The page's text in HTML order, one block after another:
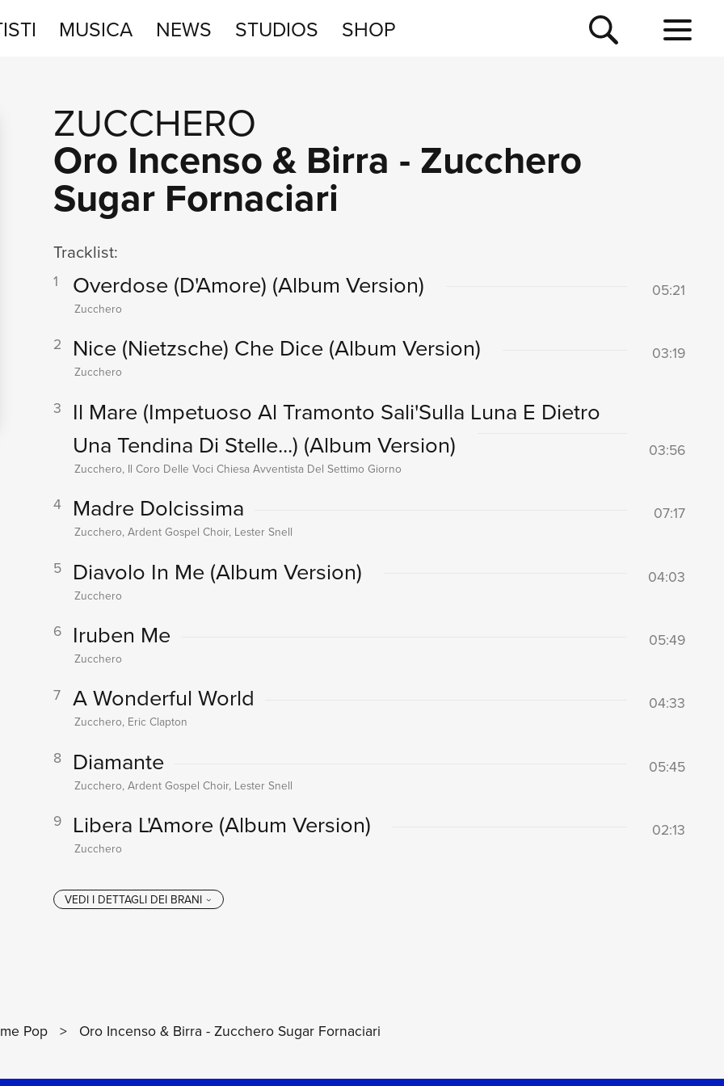
MUSICA NEWS STUDIOS SHOP
ZUCCHERO
Oro Incenso & Birra - Zucchero
Sugar Fornaciari
Tracklist:
1 Overdose (D'Amore) (Album Version) 05:21
Zucchero
2 Nice (Nietzsche) Che Dice (Album Version) 03:19
Zucchero
3
Il Mare (Impetuoso Al Tramonto Sali'Sulla Luna E Dietro
Una Tendina Di Stelle...) (Album Version) 03:56
Zucchero, Il Coro Delle Voci Chiesa Avventista Del Settimo Giorno
4 Madre Dolcissima 07:17
Zucchero, Ardent Gospel Choir, Lester Snell
5 Diavolo In Me (Album Version) 04:03
Zucchero
6 Iruben Me 05:49
Zucchero
7 A Wonderful World 04:33
Zucchero, Eric Clapton
8 Diamante 05:45
Zucchero, Ardent Gospel Choir, Lester Snell
9 Libera L'Amore (Album Version) 02:13
Zucchero
Pop > Oro Incenso & Birra - Zucchero Sugar Fornaciari
SHOP